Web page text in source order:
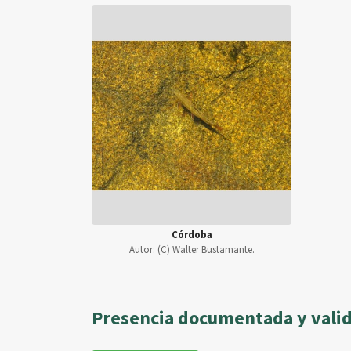
Córdoba
Autor: (C) Walter Bustamante.
Presencia documentada y